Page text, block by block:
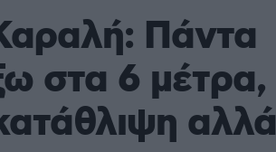
Πάντα
στα 6 μέτρα,
αλλά